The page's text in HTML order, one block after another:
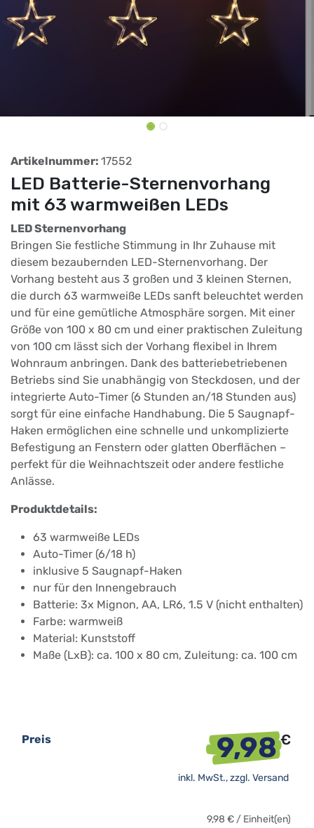
Artikelnummer: 17552
LED Batterie-Sternenvorhang
mit 63 warmweißen LEDs
LED Sternenvorhang
Bringen Sie festliche Stimmung in Ihr Zuhause mit
diesem bezaubernden LED-Sternenvorhang. Der
Vorhang besteht aus 3 großen und 3 kleinen Sternen,
die durch 63 warmweiße LEDs sanft beleuchtet werden
und für eine gemütliche Atmosphäre sorgen. Mit einer
Größe von 100 x 80 cm und einer praktischen Zuleitung
von 100 cm lässt sich der Vorhang flexibel in Ihrem
Wohnraum anbringen. Dank des batteriebetriebenen
Betriebs sind Sie unabhängig von Steckdosen, und der
integrierte Auto-Timer (6 Stunden an/18 Stunden aus)
sorgt für eine einfache Handhabung. Die 5 Saugnapf-
Haken ermöglichen eine schnelle und unkomplizierte
Befestigung an Fenstern oder glatten Oberflächen –
perfekt für die Weihnachtszeit oder andere festliche
Anlässe.
Produktdetails:
63 warmweiße LEDs
Auto-Timer (6/18 h)
inklusive 5 Saugnapf-Haken
nur für den Innengebrauch
Batterie: 3x Mignon, AA, LR6, 1.5 V (nicht enthalten)
Farbe: warmweiß
Material: Kunststoff
Maße (LxB): ca. 100 x 80 cm, Zuleitung: ca. 100 cm
Preis 9,98€
inkl. MwSt., zzgl. Versand
9,98 € / Einheit(en)